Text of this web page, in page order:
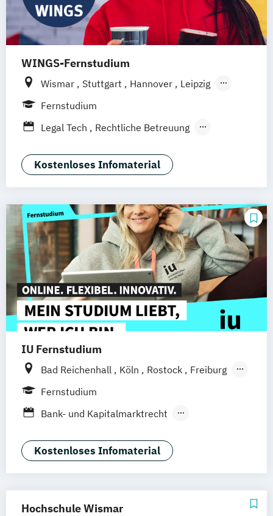
WINGS-Fernstudium
Wismar Stuttgart Hannover
Leipzig
Frankfurt am Main
Nürnberg
Fernstudium
Legal Tech
Rechtliche Betreuung
Kostenloses Infomaterial
IU Fernstudium
Bad Reichenhall Köln Rostock
Freiburg
Kiel
Frankfurt am Main
Deggendorf Karlsruhe Kassel
Oberhausen Offenbach Saarbrücken
Neu-Ulm Graz Innsbruck Wien
Augsburg Freising Friedrichshafen
Klagenfurt Magdeburg Münster Trier
Würzburg Chemnitz
Fernstudium
Bank- und Kapitalmarktrecht
Kostenloses Infomaterial
Hochschule Wismar